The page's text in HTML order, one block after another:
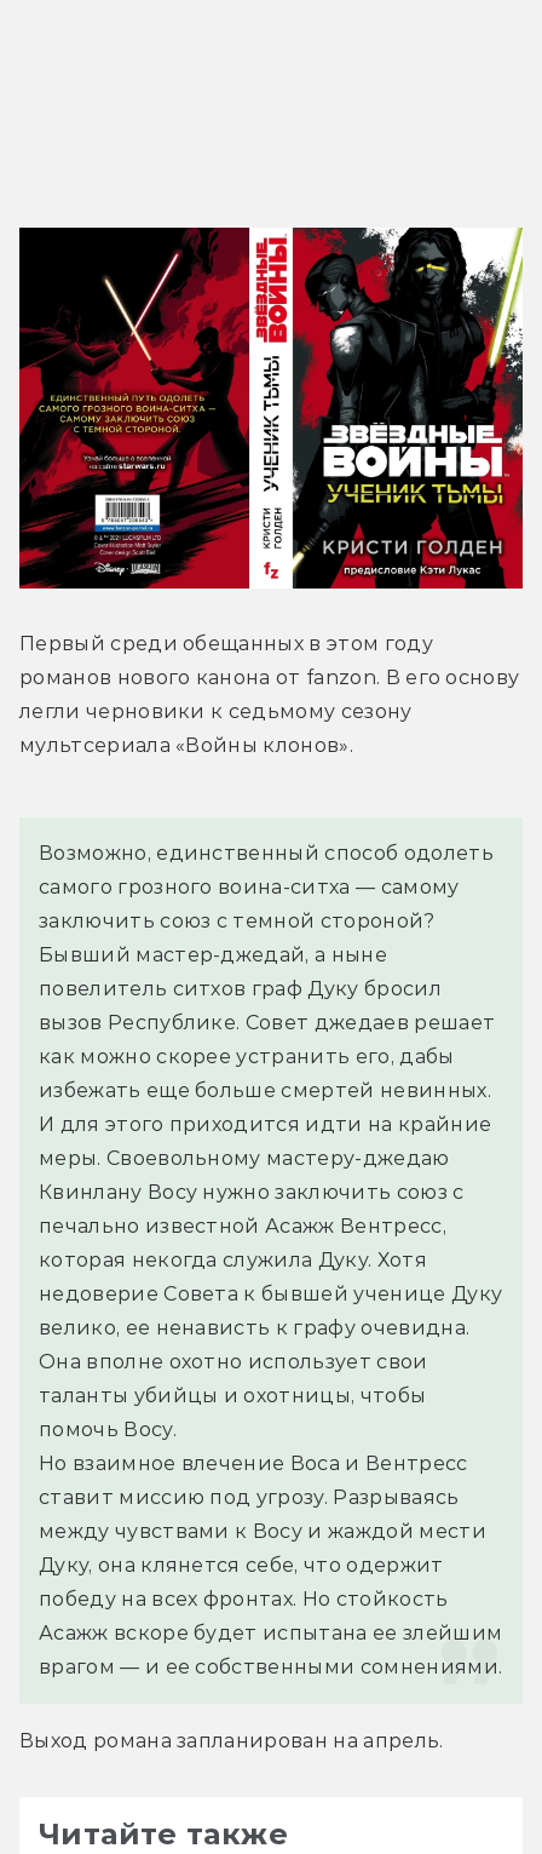
Первый среди обещанных в этом году
романов нового канона от fanzon. В его основу
легли черновики к седьмому сезону
мультсериала «Войны клонов».
Возможно, единственный способ одолеть
самого грозного воина-ситха — самому
заключить союз с темной стороной?
Бывший мастер-джедай, а ныне
повелитель ситхов граф Дуку бросил
вызов Республике. Совет джедаев решает
как можно скорее устранить его, дабы
избежать еще больше смертей невинных.
И для этого приходится идти на крайние
меры. Своевольному мастеру-джедаю
Квинлану Восу нужно заключить союз с
печально известной Асажж Вентресс,
которая некогда служила Дуку. Хотя
недоверие Совета к бывшей ученице Дуку
велико, ее ненависть к графу очевидна.
Она вполне охотно использует свои
таланты убийцы и охотницы, чтобы
помочь Восу.
Но взаимное влечение Воса и Вентресс
ставит миссию под угрозу. Разрываясь
между чувствами к Восу и жаждой мести
Дуку, она клянется себе, что одержит
победу на всех фронтах. Но стойкость
Асажж вскоре будет испытана ее злейшим
врагом — и ее собственными сомнениями.
Выход романа запланирован на апрель.
Читайте также